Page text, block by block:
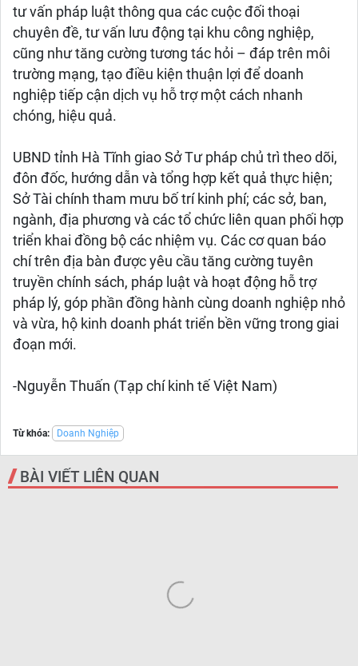
tư vấn pháp luật thông qua các cuộc đối thoại
chuyên đề, tư vấn lưu động tại khu công nghiệp,
cũng như tăng cường tương tác hỏi – đáp trên môi
trường mạng, tạo điều kiện thuận lợi để doanh
nghiệp tiếp cận dịch vụ hỗ trợ một cách nhanh
chóng, hiệu quả.
UBND tỉnh Hà Tĩnh giao Sở Tư pháp chủ trì theo dõi,
đôn đốc, hướng dẫn và tổng hợp kết quả thực hiện;
Sở Tài chính tham mưu bố trí kinh phí; các sở, ban,
ngành, địa phương và các tổ chức liên quan phối hợp
triển khai đồng bộ các nhiệm vụ. Các cơ quan báo
chí trên địa bàn được yêu cầu tăng cường tuyên
truyền chính sách, pháp luật và hoạt động hỗ trợ
pháp lý, góp phần đồng hành cùng doanh nghiệp nhỏ
và vừa, hộ kinh doanh phát triển bền vững trong giai
đoạn mới.
-Nguyễn Thuấn (Tạp chí kinh tế Việt Nam)
Từ khóa: Doanh Nghiệp
BÀI VIẾT LIÊN QUAN